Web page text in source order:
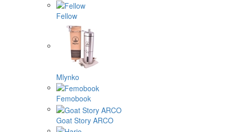
Fellow
Mlynko
Femobook
Goat Story ARCO